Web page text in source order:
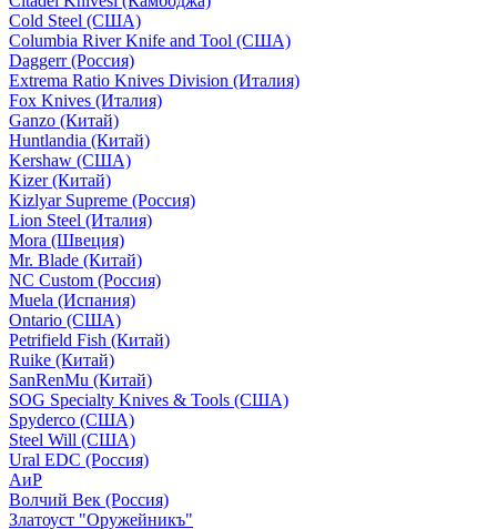
Cold Steel (США)
Columbia River Knife and Tool (США)
Daggerr (Россия)
Extrema Ratio Knives Division (Италия)
Fox Knives (Италия)
Ganzo (Китай)
Huntlandia (Китай)
Kershaw (США)
Kizer (Китай)
Kizlyar Supreme (Россия)
Lion Steel (Италия)
Mora (Швеция)
Mr. Blade (Китай)
NC Custom (Россия)
Muela (Испания)
Ontario (США)
Petrifield Fish (Китай)
Ruike (Китай)
SanRenMu (Китай)
SOG Specialty Knives & Tools (США)
Spyderco (США)
Steel Will (США)
Ural EDC (Россия)
АиР
Волчий Век (Россия)
Златоуст "Оружейникъ"